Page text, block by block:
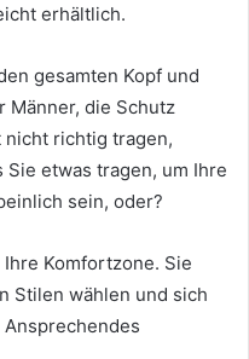
erhältlich.
gesamten Kopf und
Männer, die Schutz
nicht richtig tragen,
etwas tragen, um Ihre
sein, oder?
Komfortzone. Sie
Stilen wählen und sich